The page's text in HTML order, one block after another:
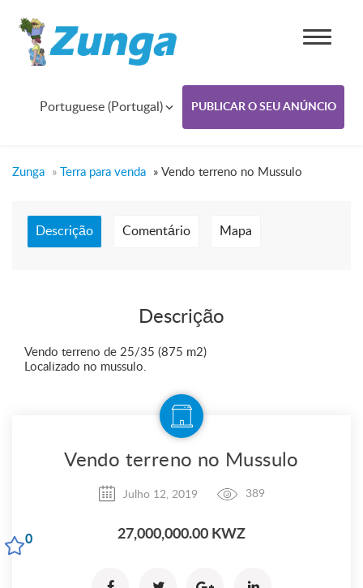
0
Portuguese (Portugal) PUBLICAR O SEU ANÚNCIO
Zunga » Terra para venda » Vendo terreno no Mussulo
Descrição Comentário Mapa
Descrição
Vendo terreno de 25/35 (875 m2)
Localizado no mussulo.
Vendo terreno no Mussulo
Julho 12, 2019 389
27,000,000.00 KWZ